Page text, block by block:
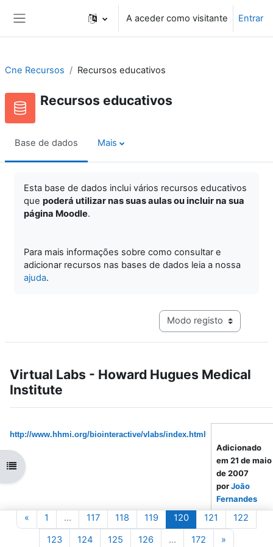
A aceder como visitante Entrar
Abrir índice da disciplina
Cne Recursos Recursos educativos
Recursos educativos
Base de dados Mais
Esta base de dados inclui vários recursos educativos
que poderá utilizar nas suas aulas ou incluir na sua
página Moodle.
Para mais informações sobre como consultar e
adicionar recursos nas bases de dados leia a nossa
ajuda.
Navegação terciária do
Virtual Labs - Howard Hugues Medical
Institute
http://www.hhmi.org/biointeractive/vlabs/index.html
Adicionado
em 21 de maio
de 2007
porJoão
Fernandes
Hugues
« Página anterior
1 Página 1
… 117Página 117
118 Página 118
119Página 119
120Página 120
121 Página 121
122
123Página 123
124Página 124
125Página 125
126Página 126
… 172Página 172
»Página